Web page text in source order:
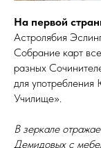
На первой
Астролябия
Собрание карт
разных
для
Училище».
В зеркале
Демидовых с